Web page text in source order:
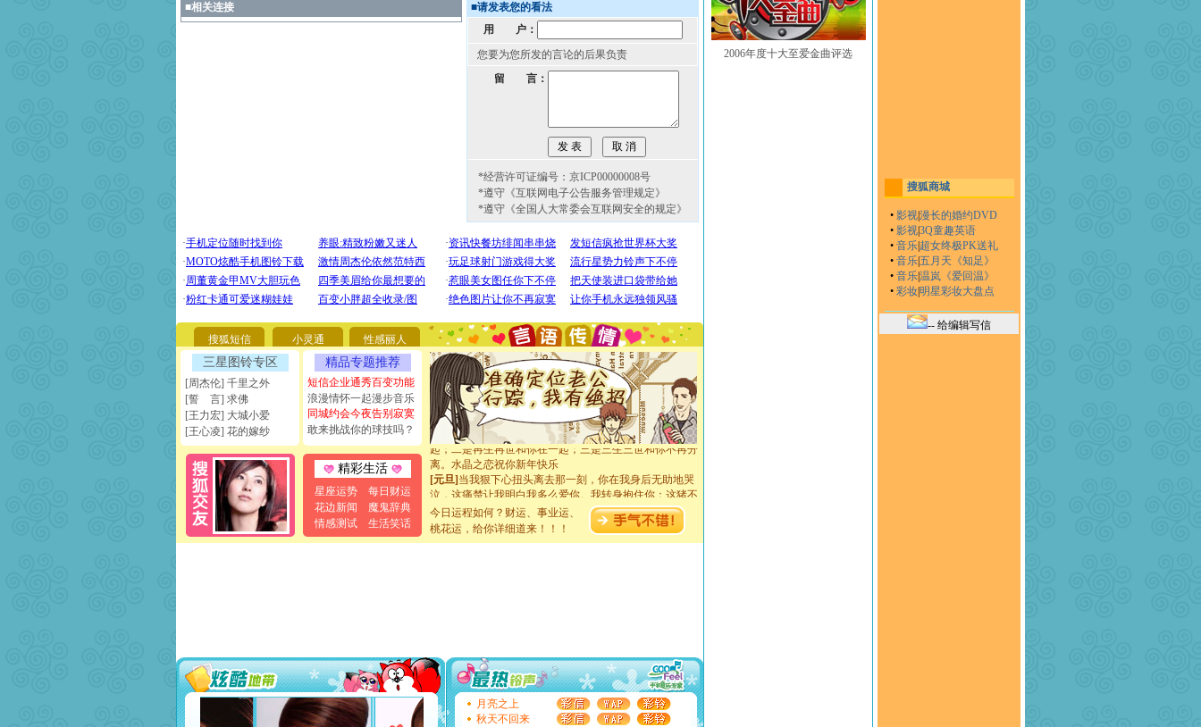
■相关连接 ■请发表您的看法
用 户：
您要为您所发的言论的后果负责
留 言：
*经营许可证编号：京ICP00000008号
*遵守《互联网电子公告服务管理规定》
*遵守《全国人大常委会互联网安全的规定》
搜狐短信 小灵通 性感丽人
三星图铃专区
[周杰伦] 千里之外
[誓 言] 求佛
[王力宏] 大城小爱
[王心凌] 花的嫁纱
精品专题推荐
短信企业通秀百变功能
浪漫情怀一起漫步音乐
同城约会今夜告别寂寞
敢来挑战你的球技吗？
精彩生活
星座运势
每日财运
花边新闻
魔鬼辞典
情感测试
生活笑话
[圣诞节] 圣诞节到了，想想没什么送给你的，又不打算给
你太多，只有给你五千万：千万快乐！千万要健康！千万
要平安！千万要知足！千万不要忘记我！
[圣诞节]不只这样的日子才会想起你,而是这样的日子才
天都要快乐噢!
[圣诞节]奉上一颗祝福的心,在这个特别的日子里,愿幸福,
如意,快乐,鲜花,一切美好的祝愿与你同在.圣诞快乐!
[元旦]看到你我会触电；看不到你我要充电；没有你我会
断电。爱你是我职业，想你是我事业，抱你是我特长，吻
你是我专业！水晶之恋祝你新年快乐
[元旦]如果上天让我许三个愿望，一是今生今世和你在一
起；二是再生再世和你在一起；三是三生三世和你不再分
离。水晶之恋祝你新年快乐
[元旦]当我狠下心扭头离去那一刻，你在我身后无助地哭
泣，这痛楚让我明白我多么爱你。我转身抱住你：这猪不
卖了。水晶之恋祝你新年快乐。
[春节]风柔雨润好月圆，半岛铁盒伴身边，每日尽显开心
颜！冬去春来似水如烟，劳碌人生需尽欢！听一曲轻歌，
道一声平安！新年吉祥万事如愿
能正大光明地骚扰你,告诉你,圣诞要快乐!新年要快乐!天
天都要快乐噢!
[圣诞节]
奉上一颗祝福的心,在这个特别的日子里,愿幸福,
如意,快乐,鲜花,一切美好的祝愿与你同在.圣诞快乐!
今日运程如何？财运、事业运、
桃花运，给你详细道来！！！
月亮之上
秋天不回来
2006年度十大至爱金曲评选
搜狐商城
• 影视漫长的婚约DVD
• 影视3Q童趣英语
• 音乐 超女终极PK送礼
• 音乐五月天《知足》
• 音乐温岚《爱回温》
• 彩妆明星彩妆大盘点
-- 给编辑写信